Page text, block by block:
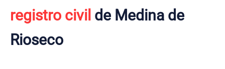
registro civil de Medina de
Rioseco